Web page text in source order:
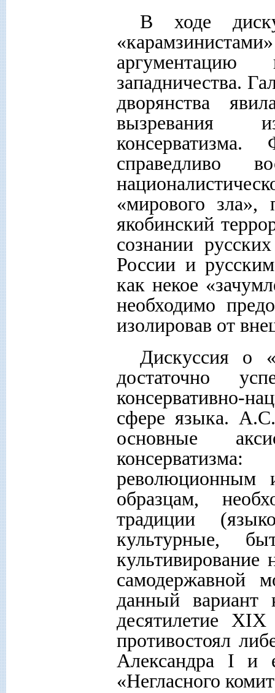
В ходе
западничества.
дворянства
вызревания
справедливо
«мирового
якобинский
сознании
России и
как некое
необходимо
изолировав от
Дискуссия о
достаточно
консервативно-
сфере языка.
основные
консерватизма:
революционным
образцам,
традиции
культурные,
культивирование
самодержавной
данный вариант
десятилетиеXIX
противостоял
Александра I и
«Негласного